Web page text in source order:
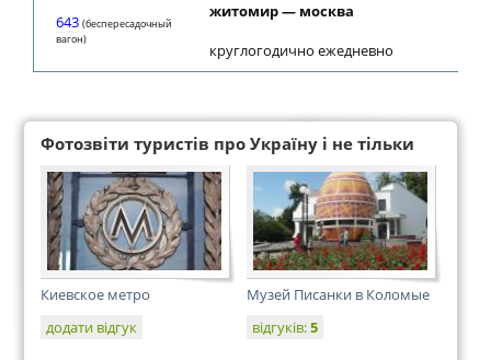
643 (беспересадочный
вагон)
житомир — москва
круглогодично ежедневно
Фотозвіти туристів про Україну і не тільки
Киевское метро
додати відгук
Музей Писанки в Коломые
відгуків:5